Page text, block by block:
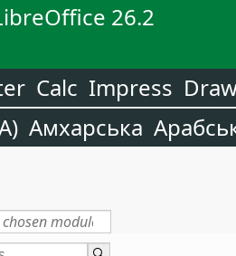
26.2
Calc Impress
Амхарська